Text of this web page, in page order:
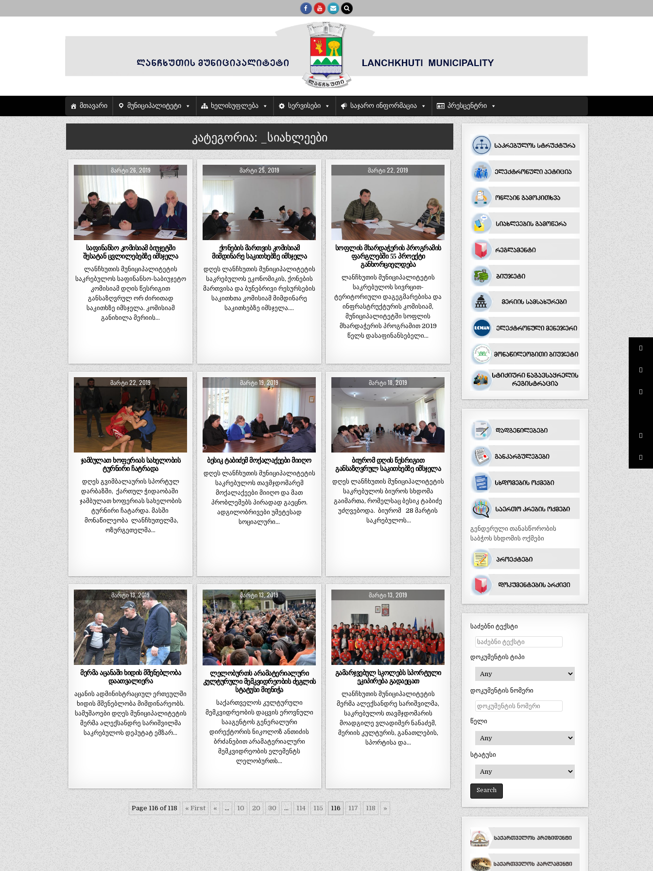
მთავარი მუნიციპალიტეტი ხელისუფლება სერვისები საჯარო ინფორმაცია პრესცენტრი
კატეგორია: _სიახლეები
ᲛᲐᲠᲢᲘ 26, 2019
საფინანსო კომისიამ ბიუჯეტში
შესატან ცვლილებებზე იმსჯელა
ლანჩხუთის მუნიციპალიტეტის
საკრებულოს საფინანსო-საბიუჯეტო
კომისიამ დღის წესრიგით
განსაზღვრულ ორ ძირითად
საკითხზე იმსჯელა. კომისიამ
განიხილა მერიის…
ᲛᲐᲠᲢᲘ 25, 2019
ქონების მართვის კომისიამ
მიმდინარე საკითხებზე იმსჯელა
დღეს ლანჩხუთის მუნიციპალიტეტის
საკრებულოს ეკონომიკის, ქონების
მართვისა და ბუნებრივი რესურსების
საკითხთა კომისიამ მიმდინარე
საკითხებზე იმსჯელა….
ᲛᲐᲠᲢᲘ 22, 2019
სოფლის მხარდაჭერის პროგრამის
ფარგლებში 55 პროექტი
განხორციელდება
ლანჩხუთის მუნიციპალიტეტის
საკრებულოს სივრცით-
ტერიტორიული დაგეგმარებისა და
ინფრასტრუქტურის კომისიამ,
მუნიციპალიტეტში სოფლის
მხარდაჭერის პროგრამით 2019
წელს დასაფინანსებელი…
ᲛᲐᲠᲢᲘ 22, 2019
ჯამბულათ ხოფერიას სახელობის
ტურნირი ჩატრადა
დღეს გვიმბალაურის სპორტულ
დარბაზში, ქართულ ჭიდაობაში
ჯამბულათ ხოფერიას სახელობის
ტურნირი ჩატარდა. მასში
მონაწილეობა ლანჩხუთელმა,
ოზურგეთელმა…
ᲛᲐᲠᲢᲘ 19, 2019
ბესიკ ტაბიძემ მოქალაქეები მიიღო
დღეს ლანჩხუთის მუნიციპალიტეტის
საკრებულოს თავმჯდომარემ
მოქალაქეები მიიღო და მათ
პრობლემებს პირადად გაეცნო.
ადგილობრივები უმეტესად
სოციალური…
ᲛᲐᲠᲢᲘ 18, 2019
ბიურომ დღის წესრიგით
განსაზღვრულ საკითხებზე იმსჯელა
დღეს ლანჩხუთის მუნიციპალიტეტის
საკრებულოს ბიუროს სხდომა
გაიმართა, რომელსაც ბესიკ ტაბიძე
უძღვებოდა. ბიურომ 28 მარტის
საკრებულოს…
ᲛᲐᲠᲢᲘ 13, 2019
მერმა აცანაში ხიდის მშენებლობა
დაათვალიერა
აცანის ადმინისტრაციულ ერთეულში
ხიდის მშენებლობა მიმდინარეობს.
სამუშაოები დღეს მუნიციპალიტეტის
მერმა ალექსანდრე სარიშვილმა
საკრებულოს დეპუტატ ემზარ…
ᲛᲐᲠᲢᲘ 13, 2019
ლელობურთს არამატერიალური
კულტურული მემკვიდრეობის ძეგლის
სტატუსი მიენიჭა
საქართველოს კულტურული
მემკვიდრეობის დაცვის ეროვნული
სააგენტოს გენერალური
დირექტორის ნიკოლოზ ანთიძის
ბრძანებით არამატერიალური
მემკვიდრეობის ელემენტს
ლელობურთს…
ᲛᲐᲠᲢᲘ 13, 2019
გამარჯვებულ სკოლებს სპორტული
ეკიპირება გადაეცათ
ლანჩხუთის მუნიციპალიტეტის
მერმა ალექსანდრე სარიშვილმა,
საკრებულოს თავმჯდომარის
მოადგილე ვლადიმერ ნანაძემ,
მერიის კულტურის, განათლების,
სპორტისა და…
Page 116 of 118 « First « ... 10 20 30 ... 114 115 116 117 118 »
გენდერული თანასწორობის
საბჭოს სხდომის ოქმები
საძებნი ტექსტი
დოკუმენტის ტიპი
დოკუმენტის ნომერი
წელი
სტატუსი